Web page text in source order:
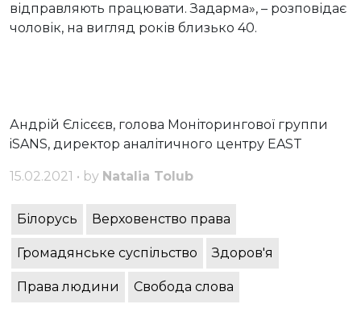
відправляють працювати. Задарма», – розповідає
чоловік, на вигляд років близько 40.
Андрій Єлісєєв, голова Моніторингової группи
iSANS, директор аналітичного центру EAST
15.02.2021 • by Natalia Tolub
Білорусь Верховенство права
Громадянське суспільство Здоров'я
Права людини Свобода слова